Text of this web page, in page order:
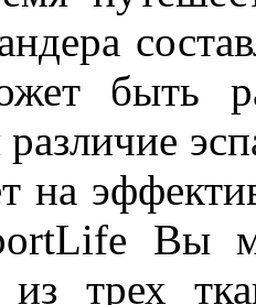
быть
на
Вы
трех